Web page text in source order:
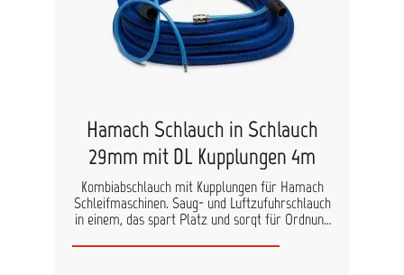
Hamach Schlauch in Schlauch
29mm mit DL Kupplungen 4m
Kombiabschlauch mit Kupplungen für Hamach
Schleifmaschinen. Saug- und Luftzufuhrschlauch
in einem, das spart Platz und sorgt für Ordnung
Länge verstellbar.